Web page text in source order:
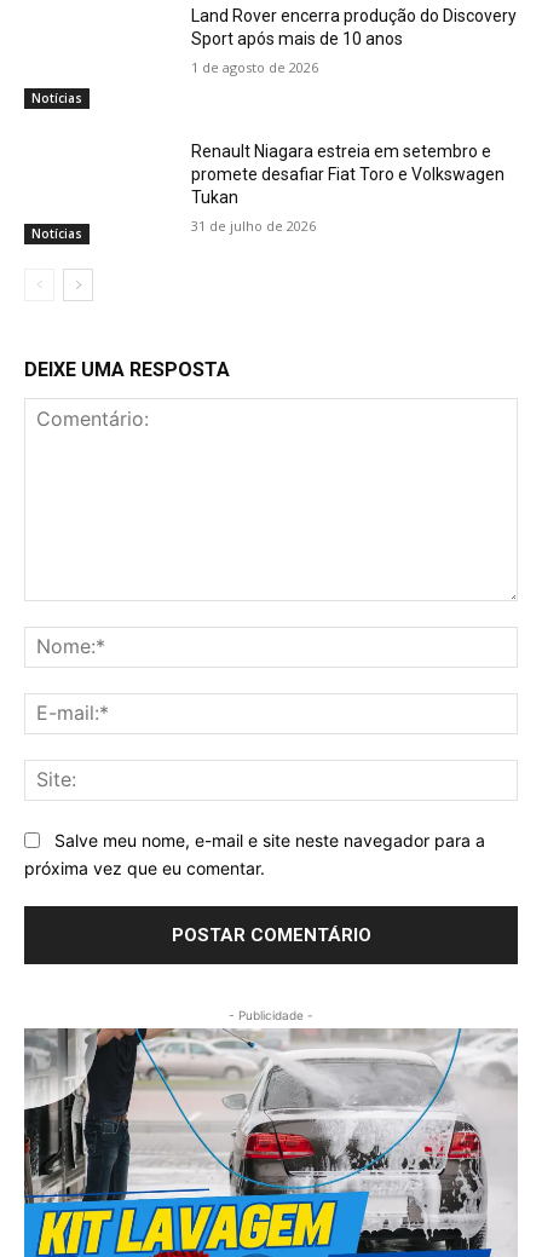
Notícias
Land Rover encerra produção do Discovery
Sport após mais de 10 anos
1 de agosto de 2026
Notícias
Renault Niagara estreia em setembro e
promete desafiar Fiat Toro e Volkswagen
Tukan
31 de julho de 2026
DEIXE UMA RESPOSTA
Salve meu nome, e-mail e site neste navegador para a
próxima vez que eu comentar.
- Publicidade -